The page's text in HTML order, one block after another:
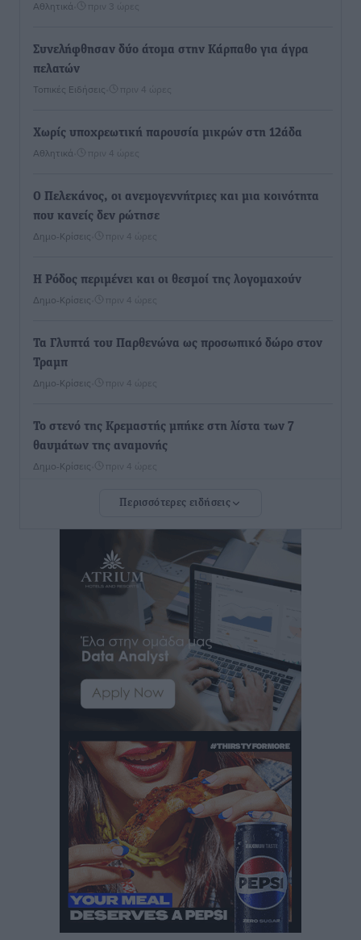
Αθλητικά πριν 3 ώρες
Συνελήφθησαν δύο άτομα στην Κάρπαθο για άγρα
πελατών
Τοπικές Ειδήσεις πριν 4 ώρες
Χωρίς υποχρεωτική παρουσία μικρών στη 12άδα
Αθλητικά πριν 4 ώρες
Ο Πελεκάνος, οι ανεμογεννήτριες και μια κοινότητα
που κανείς δεν ρώτησε
Δημο-Κρίσεις πριν 4 ώρες
Η Ρόδος περιμένει και οι θεσμοί της λογομαχούν
Δημο-Κρίσεις πριν 4 ώρες
Τα Γλυπτά του Παρθενώνα ως προσωπικό δώρο στον
Τραμπ
Δημο-Κρίσεις πριν 4 ώρες
Το στενό της Κρεμαστής μπήκε στη λίστα των 7
θαυμάτων της αναμονής
Δημο-Κρίσεις πριν 4 ώρες
ΣΕΤΕ: Σημαντική θεσμική εξέλιξη η ΚΥΑ για το ΕΧΠ
για τον τουρισμό
πριν 4 ώρες
Γ. Χατζημάρκος: “Δύο μεγάλες δεσμεύσεις
Γεωργιάδη” – Κίνητρα για τους γιατρούς των νησιών
και συνεργασία Ρόδου με το Αττικόν για το
Ακτινοθεραπευτικό
Σούπερ μάρκετ: Διευρύνεται η εθνική πρωτοβουλία
για τις τιμές – Eρχονται νέες συμμετοχές εταιρειών
Ειδήσεις• πριν 5 ώρες
Συνελήφθησαν έξι άτομα για ηχορύπανση από
καταστήματα στο Νότιο Αιγαίο
Τοπικές Ειδήσεις• πριν 5 ώρες
15 Αυγούστου 2026: Πώς θα πληρωθούν όσοι
εργαστούν την αργία – Τι ισχύει για πενθήμερο,
εξαήμερο και άδειες
Περισσότερες ειδήσεις